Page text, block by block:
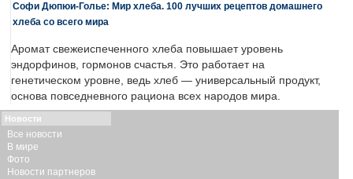
Софи Дюпюи-Голье: Мир хлеба. 100 лучших рецептов домашнего
хлеба со всего мира
Аромат свежеиспеченного хлеба повышает уровень
эндорфинов, гормонов счастья. Это работает на
генетическом уровне, ведь хлеб — универсальный продукт,
основа повседневного рациона всех народов мира.
Новости
Все новости
В мире
Фото
Новости партнеров